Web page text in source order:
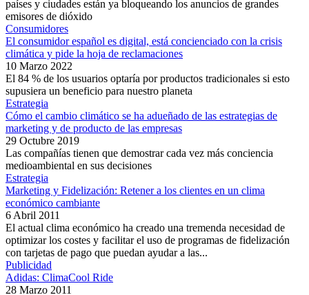
países y ciudades están ya bloqueando los anuncios de grandes
emisores de dióxido
Consumidores
El consumidor español es digital, está concienciado con la crisis
climática y pide la hoja de reclamaciones
10 Marzo 2022
El 84 % de los usuarios optaría por productos tradicionales si esto
supusiera un beneficio para nuestro planeta
Estrategia
Cómo el cambio climático se ha adueñado de las estrategias de
marketing y de producto de las empresas
29 Octubre 2019
Las compañías tienen que demostrar cada vez más conciencia
medioambiental en sus decisiones
Estrategia
Marketing y Fidelización: Retener a los clientes en un clima
económico cambiante
6 Abril 2011
El actual clima económico ha creado una tremenda necesidad de
optimizar los costes y facilitar el uso de programas de fidelización
con tarjetas de pago que puedan ayudar a las...
Publicidad
Adidas: ClimaCool Ride
28 Marzo 2011